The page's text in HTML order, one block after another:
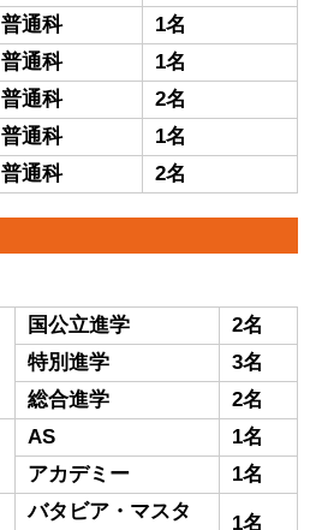
普通科
1名
普通科
1名
普通科
2名
普通科
1名
普通科 2名
国公立進学
2名
特別進学
3名
総合進学
2名
AS
1名
アカデミー
1名
バタビア・マスタ
1名